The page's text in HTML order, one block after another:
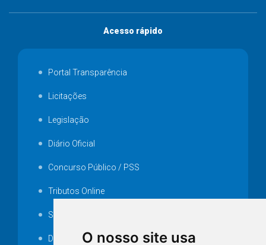
O nosso site usa
Acesso rápido
Portal Transparência
Licitações
Legislação
Diário Oficial
Concurso Público / PSS
Tributos Online
Serviços ISS-E
Decretos